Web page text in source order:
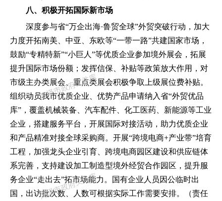
八、积极开拓国际新市场
深度参与省“万企出海·鲁贸全球”外贸突破行动 ， 加大
力度开拓南美、中亚、东欧等“一带一路”共建国家市场 ，
鼓励“专精特新”“小巨人 ”等优质企业参加境外展会 ， 拓展
提升国际市场份额 ； 发挥信保、补贴等政策放大作用 ， 对
市级主办类展会、重点类展会积极争取上级展位费补贴。
组织动员我市优质企业、优势产品申请纳入省“外贸优品
库”， 覆盖机械装备、汽车配件、化工医药、新能源等工业
企业 ， 搭建服务平台 ， 开展国际对接活动 ， 助力优质企业
和产品精准对接全球采购商。开展“跨境电商+产业带”培育
工程 ， 加强龙头企业引育、跨境电商园区建设和供应链体
系完善 ， 支持建设加工制造型境外经贸合作园区 ， 提升服
务企业“走出去”拓市场能力。国有企业人员因公临时出
国 ， 出访批次数、人数可根据实际工作需要安排。 （责任